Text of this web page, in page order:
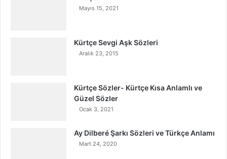
Mayıs 15, 2021
Kürtçe Sevgi Aşk Sözleri
Aralık 23, 2015
Kürtçe Sözler- Kürtçe Kısa Anlamlı ve
Güzel Sözler
Ocak 3, 2021
Ay Dilberé Şarkı Sözleri ve Türkçe Anlamı
Mart 24, 2020